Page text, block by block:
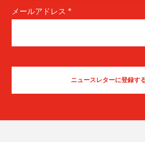
メールアドレス *